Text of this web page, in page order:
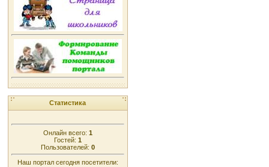
Статистика
Онлайн всего: 1
Гостей: 1
Пользователей: 0
Наш портал сегодня посетители: